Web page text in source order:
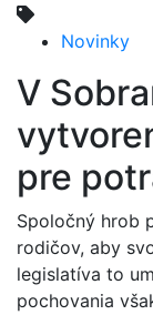
Novinky
V
pre
Spoločný hrob
rodičov, aby
legislatíva to
pochovania